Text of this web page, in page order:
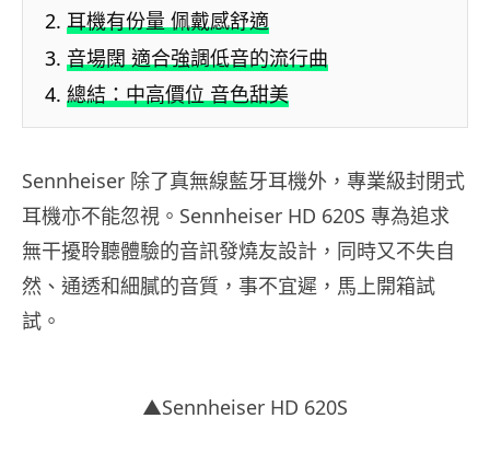
耳機有份量 佩戴感舒適
音場闊 適合強調低音的流行曲
總結：中高價位 音色甜美
Sennheiser 除了真無線藍牙耳機外，專業級封閉式
耳機亦不能忽視。Sennheiser HD 620S 專為追求
無干擾聆聽體驗的音訊發燒友設計，同時又不失自
然、通透和細膩的音質，事不宜遲，馬上開箱試
試。
▲Sennheiser HD 620S